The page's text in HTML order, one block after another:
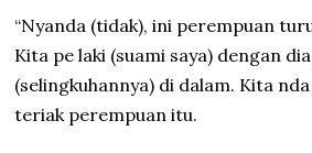
“Nyanda (tidak), ini perempuan
Kita pe laki (suami saya) dengan
(selingkuhannya) di dalam. Kita
teriak perempuan itu.